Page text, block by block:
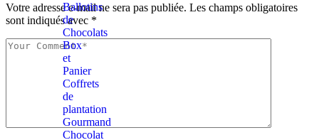
Ballotins
de
Chocolats
Box
et
Panier
Coffrets
de
plantation
Gourmand
Chocolat
Votre adresse e-mail ne sera pas publiée. Les champs obligatoires
sont indiqués avec *